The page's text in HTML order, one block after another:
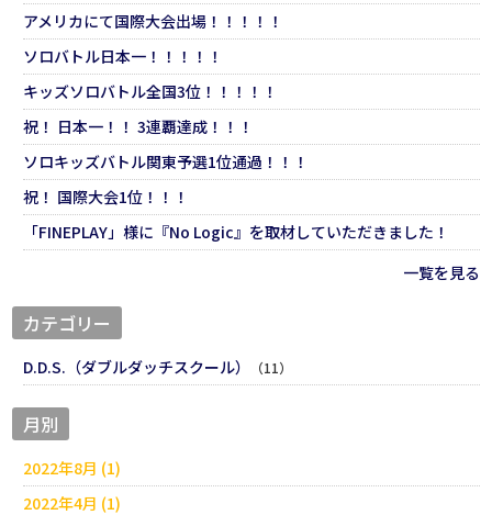
アメリカにて国際大会出場！！！！！
ソロバトル日本一！！！！！
キッズソロバトル全国3位！！！！！
祝！ 日本一！！ 3連覇達成！！！
ソロキッズバトル関東予選1位通過！！！
祝！ 国際大会1位！！！
「FINEPLAY」様に『No Logic』を取材していただきました！
一覧を見る
カテゴリー
D.D.S.（ダブルダッチスクール） （11）
月別
2022年8月 (1)
2022年4月 (1)